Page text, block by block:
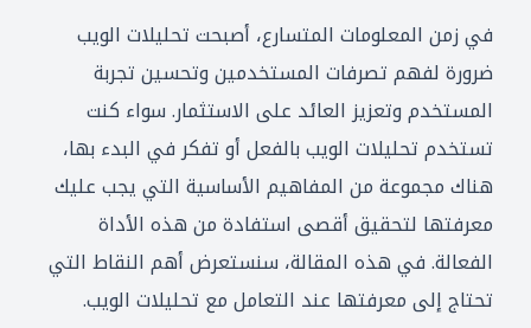
في زمن المعلومات المتسارع، أصبحت تحليلات الويب
ضرورة لفهم تصرفات المستخدمين وتحسين تجربة
المستخدم وتعزيز العائد على الاستثمار. سواء كنت
تستخدم تحليلات الويب بالفعل أو تفكر في البدء بها،
هناك مجموعة من المفاهيم الأساسية التي يجب عليك
معرفتها لتحقيق أقصى استفادة من هذه الأداة
الفعالة. في هذه المقالة، سنستعرض أهم النقاط التي
تحتاج إلى معرفتها عند التعامل مع تحليلات الويب.